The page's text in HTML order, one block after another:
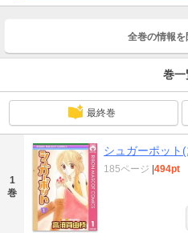
全巻の情報を
巻一
最終巻
1
巻
シュガーポット
185ページ 494pt